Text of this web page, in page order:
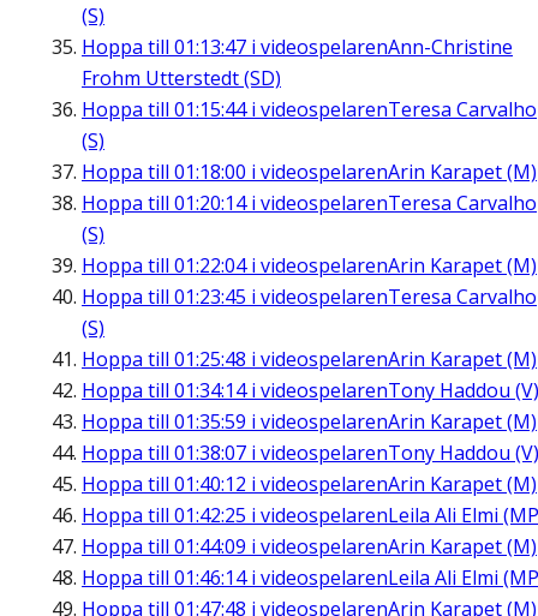
(S)
Hoppa till 01:13:47 i videospelarenAnn-Christine
Frohm Utterstedt (SD)
Hoppa till 01:15:44i videospelarenTeresa Carvalho
(S)
Hoppa till 01:18:00 i videospelarenArin Karapet (M)
Hoppa till 01:20:14i videospelarenTeresa Carvalho
(S)
Hoppa till 01:22:04i videospelarenArin Karapet (M)
Hoppa till 01:23:45 i videospelarenTeresa Carvalho
(S)
Hoppa till 01:25:48 i videospelarenArin Karapet (M)
Hoppa till 01:34:14i videospelarenTony Haddou (V)
Hoppa till 01:35:59 i videospelarenArin Karapet (M)
Hoppa till 01:38:07 i videospelarenTony Haddou (V)
Hoppa till 01:40:12 i videospelarenArin Karapet (M)
Hoppa till 01:42:25 i videospelarenLeila Ali Elmi
Hoppa till 01:44:09 i videospelarenArin Karapet (M)
Hoppa till 01:46:14i videospelarenLeila Ali Elmi
Hoppa till 01:47:48 i videospelarenArin Karapet (M)